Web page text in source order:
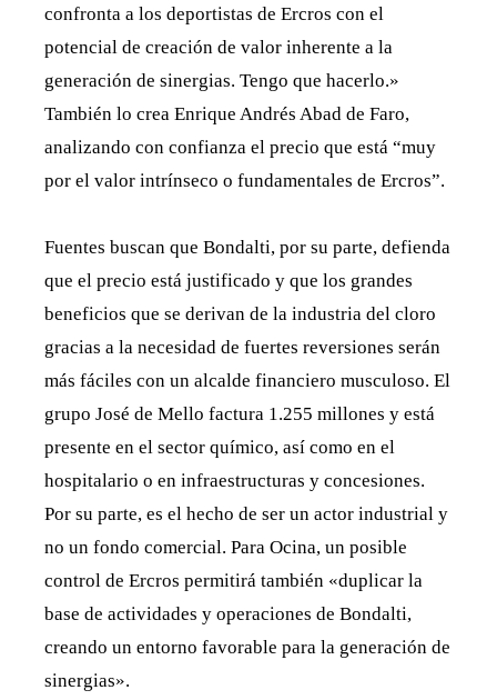
confronta a los deportistas de Ercros con el
potencial de creación de valor inherente a la
generación de sinergias. Tengo que hacerlo.»
También lo crea Enrique Andrés Abad de Faro,
analizando con confianza el precio que está “muy
por el valor intrínseco o fundamentales de Ercros”.
Fuentes buscan que Bondalti, por su parte, defienda
que el precio está justificado y que los grandes
beneficios que se derivan de la industria del cloro
gracias a la necesidad de fuertes reversiones serán
más fáciles con un alcalde financiero musculoso. El
grupo José de Mello factura 1.255 millones y está
presente en el sector químico, así como en el
hospitalario o en infraestructuras y concesiones.
Por su parte, es el hecho de ser un actor industrial y
no un fondo comercial. Para Ocina, un posible
control de Ercros permitirá también «duplicar la
base de actividades y operaciones de Bondalti,
creando un entorno favorable para la generación de
sinergias».